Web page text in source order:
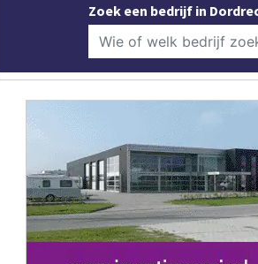
Zoek een bedrijf in